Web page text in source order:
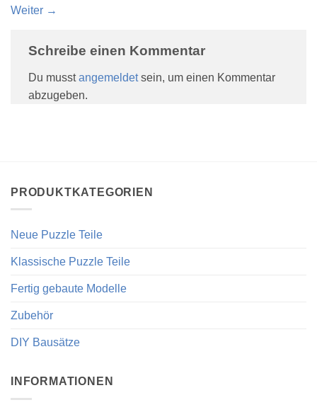
Weiter →
Schreibe einen Kommentar
Du musstangemeldetsein, um einen Kommentar
abzugeben.
PRODUKTKATEGORIEN
Neue Puzzle Teile
Klassische Puzzle Teile
Fertig gebaute Modelle
Zubehör
DIY Bausätze
INFORMATIONEN